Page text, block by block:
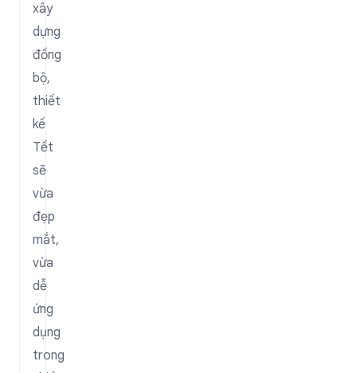
xây
dựng
đồng
bộ,
thiết
kế
Tết
sẽ
vừa
đẹp
mắt,
vừa
dễ
ứng
dụng
trong